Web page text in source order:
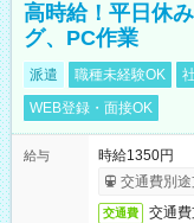
高時給！平日休
グ、PC作業
派遣 職種未経験OK
WEB登録・面接OK
給与
時給1350円
交通費別途
交通費 交通費